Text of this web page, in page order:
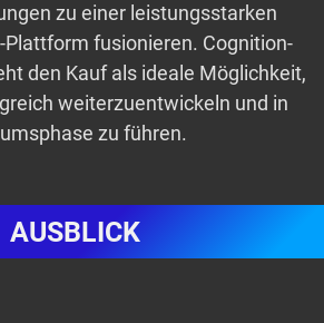
zu einer leistungsstarken
Plattform fusionieren. Cognition-
den Kauf als ideale Möglichkeit,
weiterzuentwickeln und in
zu führen.
AUSBLICK